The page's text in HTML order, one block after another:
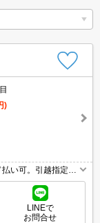
)
い可。引越指定業
置場。画像の家具
LINEで
お問合せ